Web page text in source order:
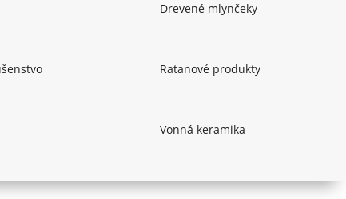
Drevené mlynčeky
Ratanové produkty
Vonná keramika